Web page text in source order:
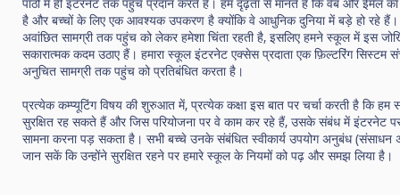
है और बच्चों के लिए एक आवश्यक उपकरण है क्योंकि वे आधुनिक दुनिया में बड़े हो रहे हैं।
अवांछित सामग्री तक पहुंच को लेकर हमेशा चिंता रहती है, इसलिए हमने स्कूल में इस
सकारात्मक कदम उठाए हैं। हमारा स्कूल इंटरनेट एक्सेस प्रदाता एक फ़िल्टरिंग सिस्टम
अनुचित सामग्री तक पहुंच को प्रतिबंधित करता है।
प्रत्येक कम्प्यूटिंग विषय की शुरुआत में, प्रत्येक कक्षा इस बात पर चर्चा करती है कि
सुरक्षित रह सकते हैं और जिस परियोजना पर वे काम कर रहे हैं, उसके संबंध में इंटरनेट
सामना करना पड़ सकता है। सभी बच्चे उनके संबंधित स्वीकार्य उपयोग अनुबंध (संसाधन
जान सकें कि उन्होंने सुरक्षित रहने पर हमारे स्कूल के नियमों को पढ़ और समझ लिया है।